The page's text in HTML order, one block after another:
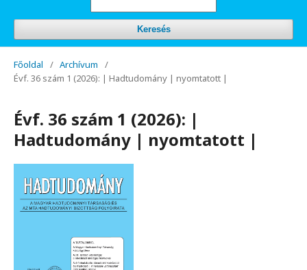
Keresés
Főoldal / Archívum
/
Évf. 36 szám 1 (2026): | Hadtudomány | nyomtatott |
Évf. 36 szám 1 (2026): |
Hadtudomány | nyomtatott |